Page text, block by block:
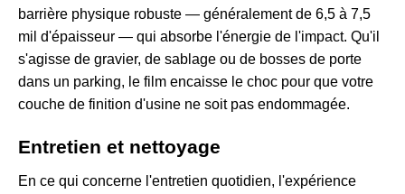
barrière physique robuste — généralement de 6,5 à 7,5
mil d'épaisseur — qui absorbe l'énergie de l'impact. Qu'il
s'agisse de gravier, de sablage ou de bosses de porte
dans un parking, le film encaisse le choc pour que votre
couche de finition d'usine ne soit pas endommagée.
Entretien et nettoyage
En ce qui concerne l'entretien quotidien, l'expérience